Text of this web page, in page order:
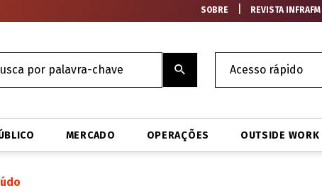
SOBRE REVISTA INFRAFM
MERCADO OPERAÇÕES OUTSIDE WORK